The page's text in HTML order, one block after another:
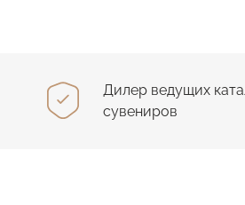
Дилер ведущих
сувениров